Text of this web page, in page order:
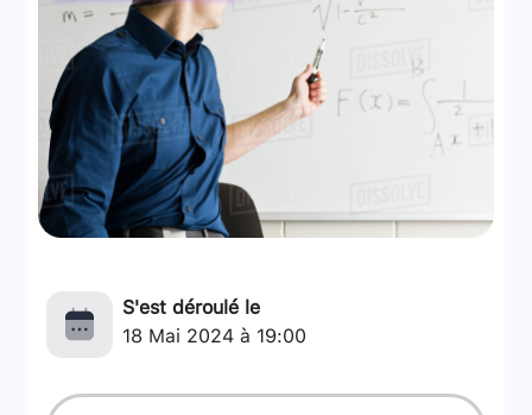
S'est déroulé le
18 Mai 2024 à 19:00